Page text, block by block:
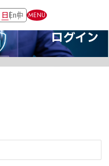
日En中 MENU
ログイン